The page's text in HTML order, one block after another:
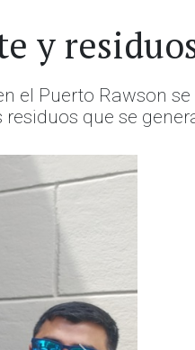
y
el Puerto Rawson
que se